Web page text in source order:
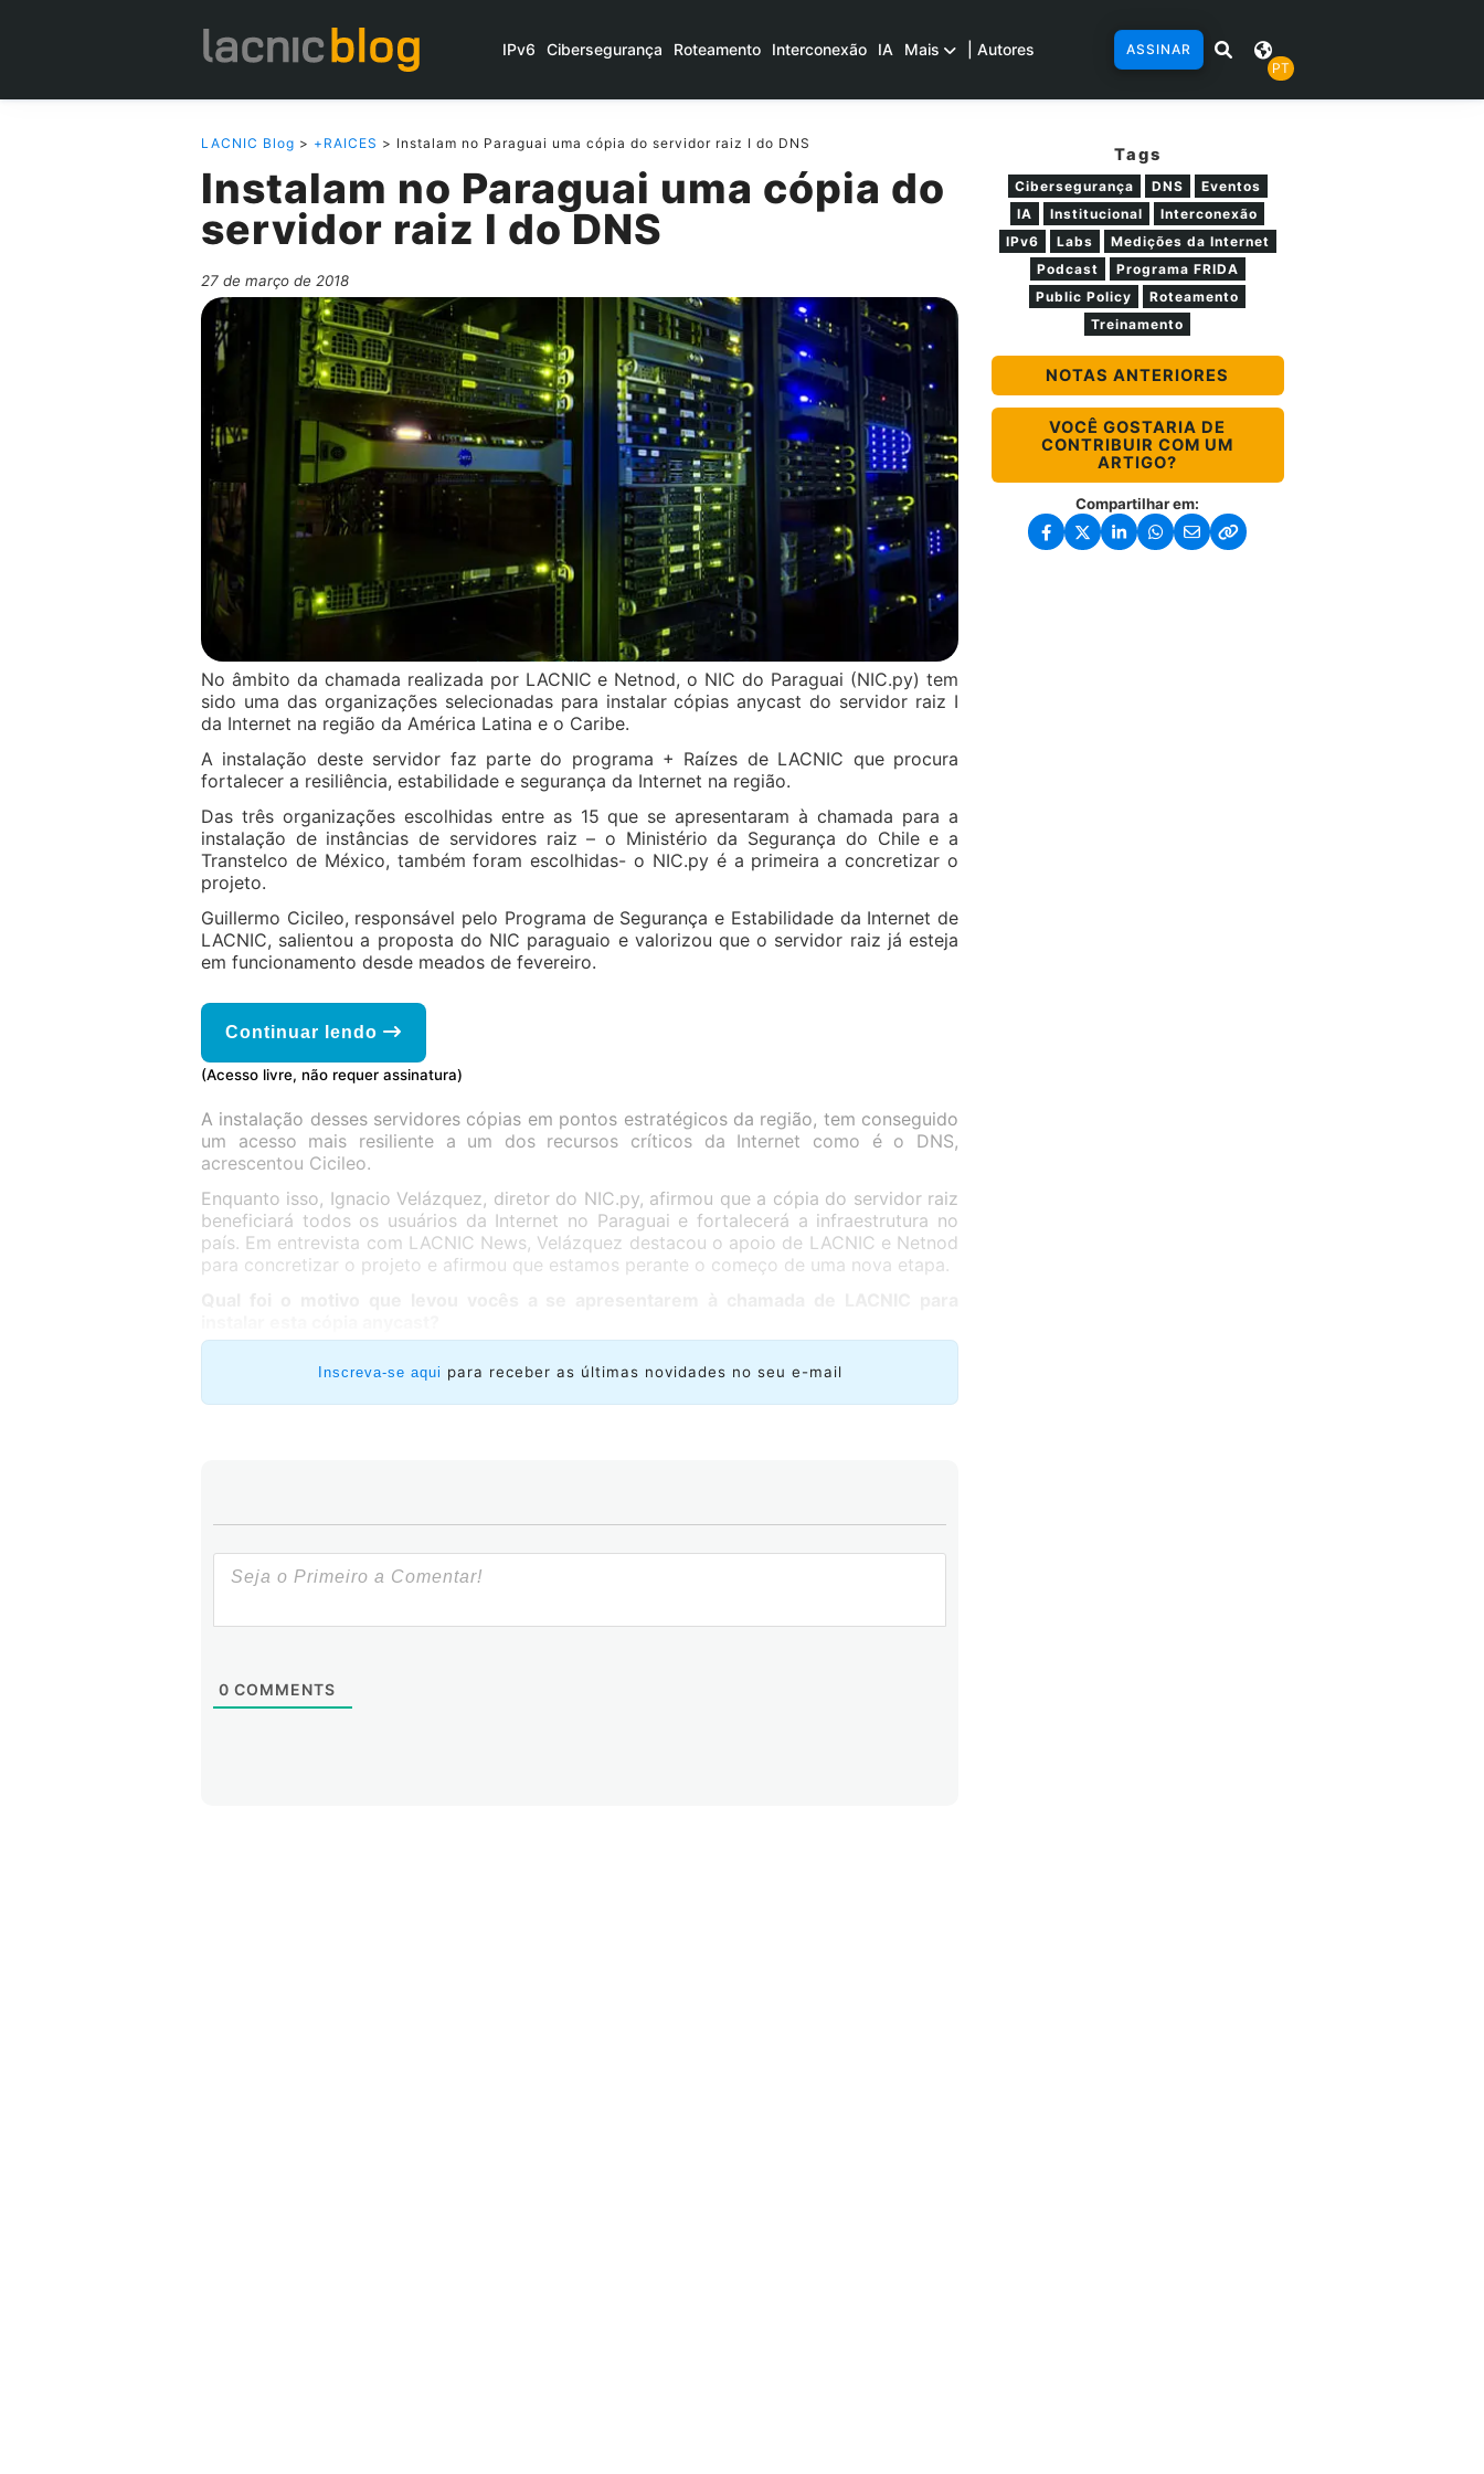
IPv6 Cibersegurança Roteamento Interconexão IA Mais | Autores
ASSINAR
PT
LACNIC Blog > +RAICES > Instalam no Paraguai uma cópia do servidor raiz I do DNS
Instalam no Paraguai uma cópia do
servidor raiz I do DNS
27 de março de 2018
No âmbito da chamada realizada por LACNIC e Netnod, o NIC do Paraguai (NIC.py) tem
sido uma das organizações selecionadas para instalar cópias anycast do servidor raiz I
da Internet na região da América Latina e o Caribe.
A instalação deste servidor faz parte do programa + Raízes de LACNIC que procura
fortalecer a resiliência, estabilidade e segurança da Internet na região.
Das três organizações escolhidas entre as 15 que se apresentaram à chamada para a
instalação de instâncias de servidores raiz – o Ministério da Segurança do Chile e a
Transtelco de México, também foram escolhidas- o NIC.py é a primeira a concretizar o
projeto.
Guillermo Cicileo, responsável pelo Programa de Segurança e Estabilidade da Internet de
LACNIC, salientou a proposta do NIC paraguaio e valorizou que o servidor raiz já esteja
em funcionamento desde meados de fevereiro.
Continuar lendo
(Acesso livre, não requer assinatura)
A instalação desses servidores cópias em pontos estratégicos da região, tem conseguido
um acesso mais resiliente a um dos recursos críticos da Internet como é o DNS,
acrescentou Cicileo.
Enquanto isso, Ignacio Velázquez, diretor do NIC.py, afirmou que a cópia do servidor raiz
beneficiará todos os usuários da Internet no Paraguai e fortalecerá a infraestrutura no
país. Em entrevista com LACNIC News, Velázquez destacou o apoio de LACNIC e Netnod
para concretizar o projeto e afirmou que estamos perante o começo de uma nova etapa.
Inscreva-se aqui para receber as últimas novidades no seu e-mail
0 COMMENTS
Tags
Cibersegurança DNS
Eventos
IA
Institucional
Interconexão
IPv6
Labs
Medições da Internet
Podcast
Programa FRIDA
Public Policy
Roteamento
Treinamento
NOTAS ANTERIORES
VOCÊ GOSTARIA DE
CONTRIBUIR COM UM
ARTIGO?
Compartilhar em: